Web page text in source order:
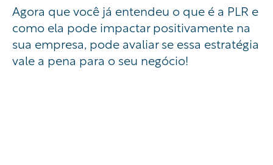
Agora que você já entendeu o que é a PLR e
como ela pode impactar positivamente na
sua empresa, pode avaliar se essa estratégia
vale a pena para o seu negócio!